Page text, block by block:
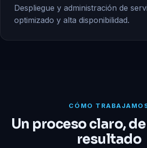
Despliegue y administración de
optimizado y alta disponibilidad.
CÓMO
Un proceso claro,
resultado